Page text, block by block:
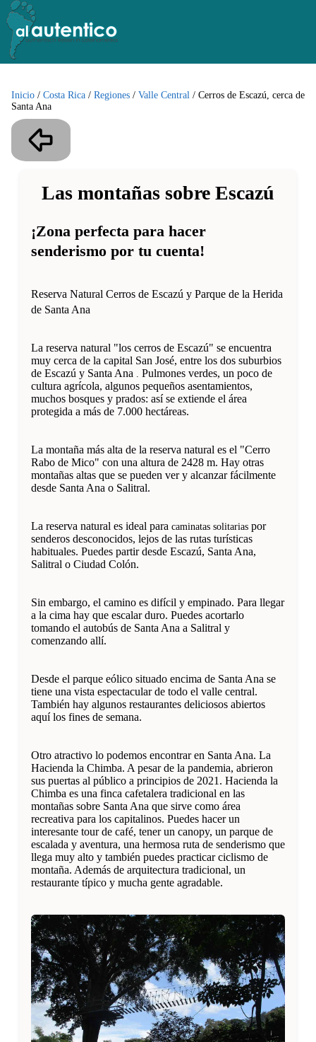
Inicio / Costa Rica / Regiones / Valle Central / Cerros de Escazú, cerca de
Santa Ana
Las montañas sobre Escazú
¡Zona perfecta para hacer
senderismo por tu cuenta!
Reserva Natural Cerros de Escazú y Parque de la Herida
de Santa Ana
La reserva natural "los cerros de Escazú" se encuentra
muy cerca de la capital San José, entre los dos suburbios
de Escazú y Santa Ana . Pulmones verdes, un poco de
cultura agrícola, algunos pequeños asentamientos,
muchos bosques y prados: así se extiende el área
protegida a más de 7.000 hectáreas.
La montaña más alta de la reserva natural es el "Cerro
Rabo de Mico" con una altura de 2428 m. Hay otras
montañas altas que se pueden ver y alcanzar fácilmente
desde Santa Ana o Salitral.
La reserva natural es ideal para caminatas solitarias por
senderos desconocidos, lejos de las rutas turísticas
habituales. Puedes partir desde Escazú, Santa Ana,
Salitral o Ciudad Colón.
Sin embargo, el camino es difícil y empinado. Para llegar
a la cima hay que escalar duro. Puedes acortarlo
tomando el autobús de Santa Ana a Salitral y
comenzando allí.
Desde el parque eólico situado encima de Santa Ana se
tiene una vista espectacular de todo el valle central.
También hay algunos restaurantes deliciosos abiertos
aquí los fines de semana.
Otro atractivo lo podemos encontrar en Santa Ana. La
Hacienda la Chimba. A pesar de la pandemia, abrieron
sus puertas al público a principios de 2021. Hacienda la
Chimba es una finca cafetalera tradicional en las
montañas sobre Santa Ana que sirve como área
recreativa para los capitalinos. Puedes hacer un
interesante tour de café, tener un canopy, un parque de
escalada y aventura, una hermosa ruta de senderismo que
llega muy alto y también puedes practicar ciclismo de
montaña. Además de arquitectura tradicional, un
restaurante típico y mucha gente agradable.